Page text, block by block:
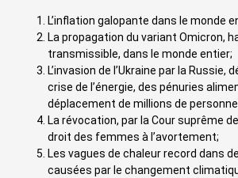
L’inflation galopante dans le monde
La propagation du variant Omicron,
transmissible, dans le monde entier;
L’invasion de l’Ukraine par la Russie,
crise de l’énergie, des pénuries
déplacement de millions de
La révocation, par la Cour suprême
droit des femmes à l’avortement;
Les vagues de chaleur record dans
causées par le changement